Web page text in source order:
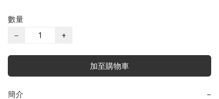
數量
−
+
加至購物車
簡介 −